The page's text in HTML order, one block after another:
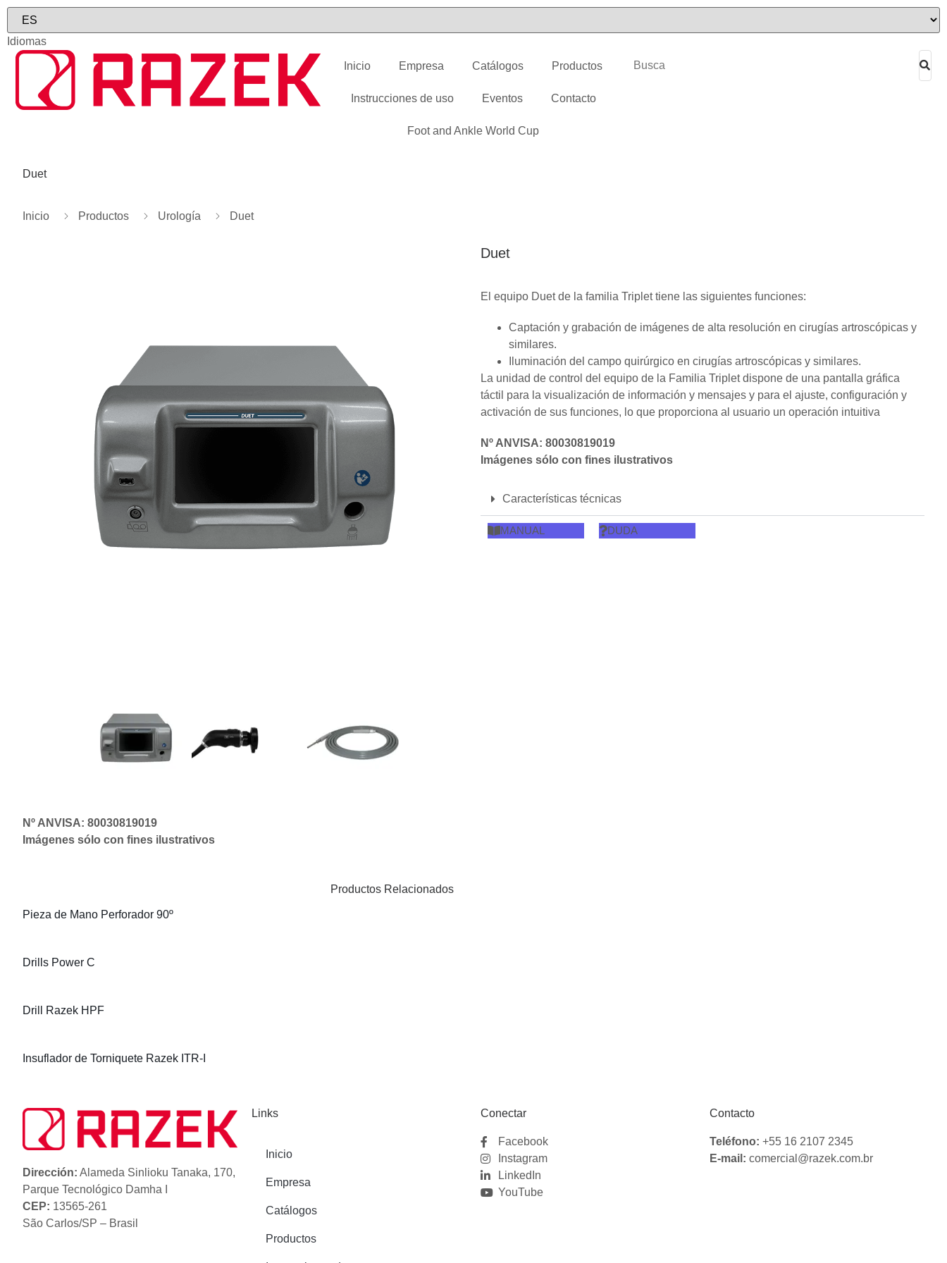
Idiomas
Inicio Empresa Catálogos Productos
Instrucciones de uso Eventos Contacto
Foot and Ankle World Cup
Duet
Inicio Productos Urología Duet
Nº ANVISA: 80030819019
Imágenes sólo con fines ilustrativos
Duet
El equipo Duet de la familia Triplet tiene las siguientes funciones:
Captación y grabación de imágenes de alta resolución en cirugías artroscópicas y
similares.
Iluminación del campo quirúrgico en cirugías artroscópicas y similares.
La unidad de control del equipo de la Familia Triplet dispone de una pantalla gráfica
táctil para la visualización de información y mensajes y para el ajuste, configuración y
activación de sus funciones, lo que proporciona al usuario un operación intuitiva
Nº ANVISA: 80030819019
Imágenes sólo con fines ilustrativos
Características técnicas
MANUAL DUDA
Productos Relacionados
Pieza de Mano Perforador 90º
Drills Power C
Drill Razek HPF
Insuflador de Torniquete Razek ITR-I
Dirección: Alameda Sinlioku Tanaka, 170,
Parque Tecnológico Damha I
CEP: 13565-261
São Carlos/SP – Brasil
Links
Inicio
Empresa
Catálogos
Productos
Conectar
Facebook
Instagram
LinkedIn
YouTube
Contacto
Teléfono: +55 16 2107 2345
E-mail: comercial@razek.com.br